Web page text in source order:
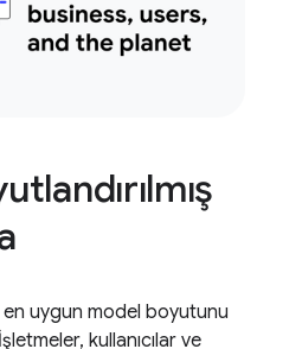
en uygun model boyutunu
kullanıcılar ve